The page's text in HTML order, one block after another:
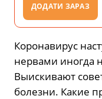
ДОДАТИ ЗАРАЗ
Коронавирус
нервами иногда
Выискивают
болезни. Какие